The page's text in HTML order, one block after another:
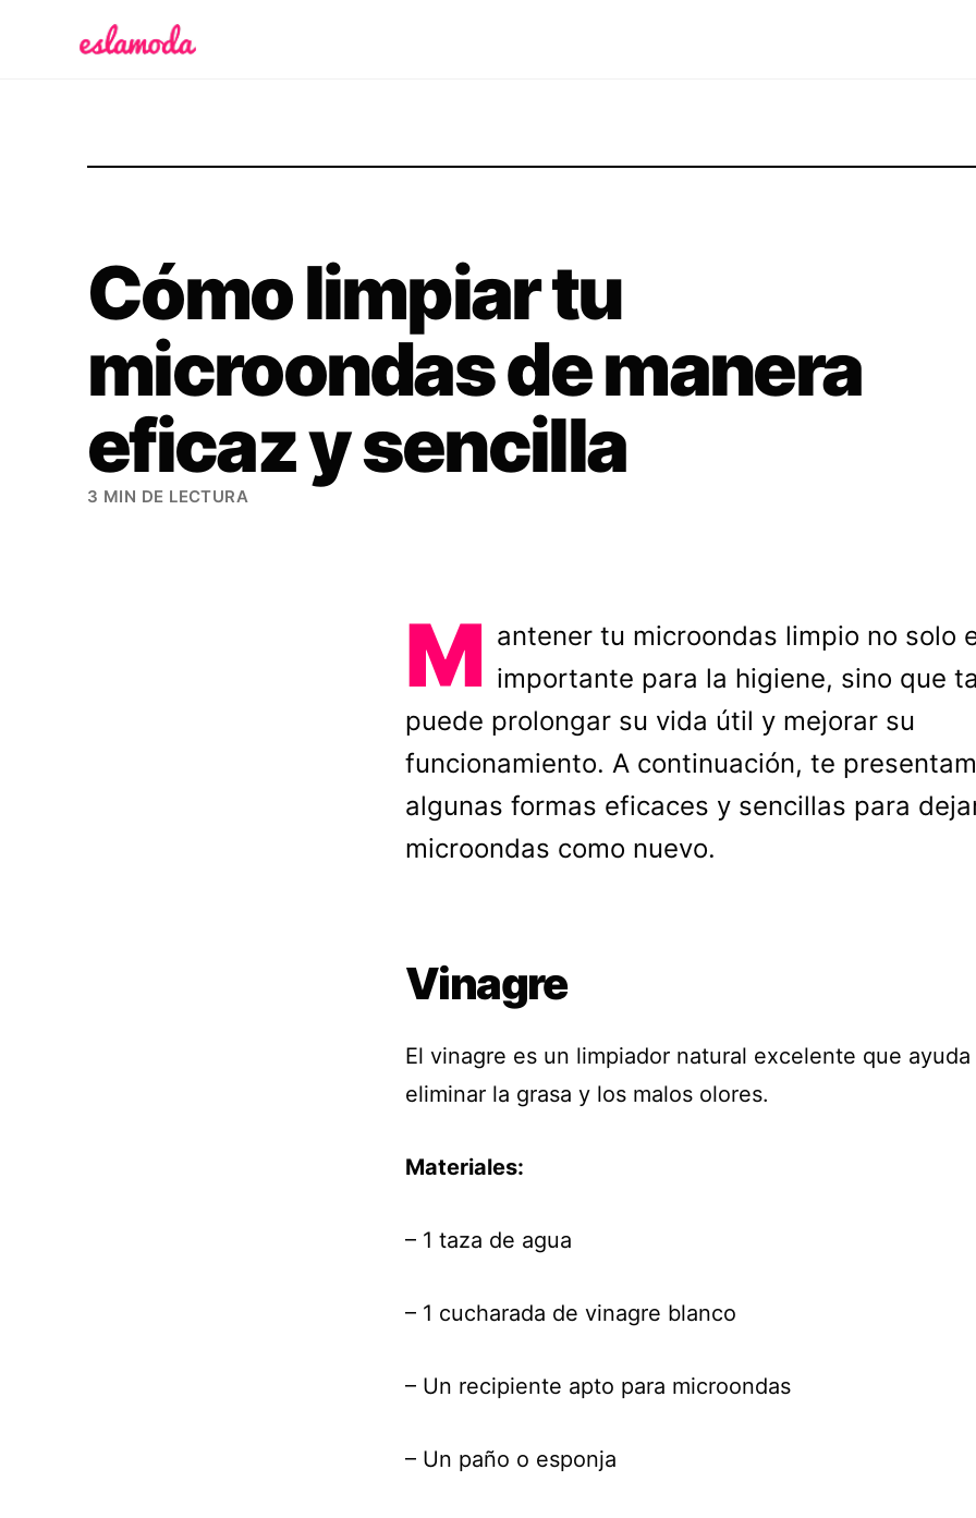
Cómo limpiar tu
microondas de manera
eficaz y sencilla
3 MIN DE LECTURA
M antener tu microondas limpio no solo
importante para la higiene, sino que
puede prolongar su vida útil y mejorar su
funcionamiento. A continuación, te
algunas formas eficaces y sencillas para
microondas como nuevo.
Vinagre
El vinagre es un limpiador natural excelente que ayuda
eliminar la grasa y los malos olores.
Materiales:
– 1 taza de agua
– 1 cucharada de vinagre blanco
– Un recipiente apto para microondas
– Un paño o esponja